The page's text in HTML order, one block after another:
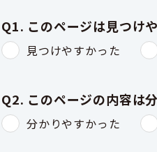
Q1. このページは見つけ
見つけやすかった
Q2. このページの内容は
分かりやすかった